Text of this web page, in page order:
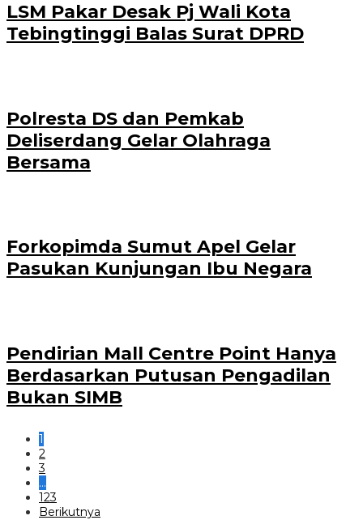
LSM Pakar Desak Pj Wali Kota
Tebingtinggi Balas Surat DPRD
Polresta DS dan Pemkab
Deliserdang Gelar Olahraga
Bersama
Forkopimda Sumut Apel Gelar
Pasukan Kunjungan Ibu Negara
Pendirian Mall Centre Point Hanya
Berdasarkan Putusan Pengadilan
Bukan SIMB
1
2
3
…
123
Berikutnya